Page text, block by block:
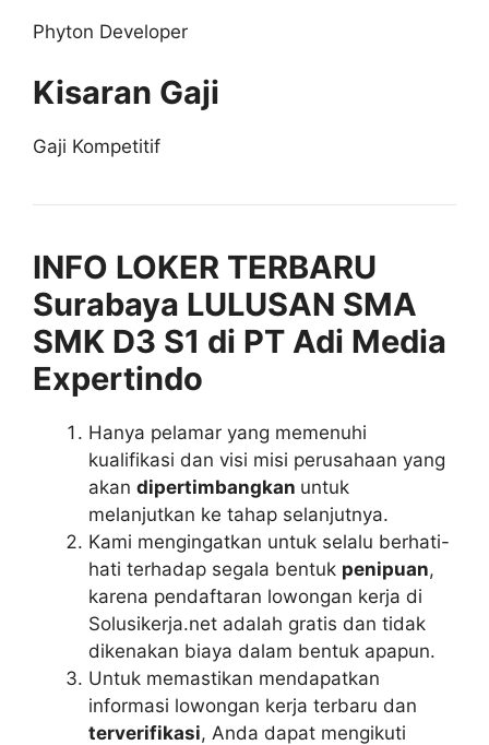
Phyton Developer
Kisaran Gaji
Gaji Kompetitif
INFO LOKER TERBARU
Surabaya LULUSAN SMA
SMK D3 S1 di PT Adi Media
Expertindo
Hanya pelamar yang memenuhi
kualifikasi dan visi misi perusahaan yang
akan dipertimbangkan untuk
melanjutkan ke tahap selanjutnya.
Kami mengingatkan untuk selalu berhati-
hati terhadap segala bentuk penipuan,
karena pendaftaran lowongan kerja di
Solusikerja.net adalah gratis dan tidak
dikenakan biaya dalam bentuk apapun.
Untuk memastikan mendapatkan
informasi lowongan kerja terbaru dan
terverifikasi, Anda dapat mengikuti